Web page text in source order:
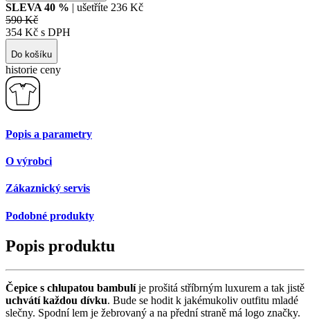
SLEVA 40 % | ušetříte 236 Kč
590 Kč
354 Kč s DPH
Do košíku
historie ceny
Popis a parametry
O výrobci
Zákaznický servis
Podobné produkty
Popis produktu
Čepice s chlupatou bambulíje prošitá stříbrným luxurem a tak jistě
uchvátí každou dívku. Bude se hodit k jakémukoliv outfitu mladé
slečny. Spodní lem je žebrovaný a na přední straně má logo značky.